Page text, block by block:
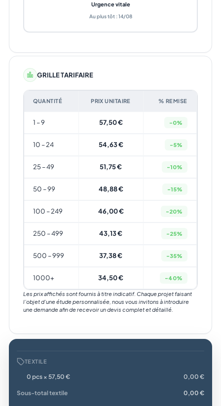
Urgence vitale
Au plus tôt : 14/08
GRILLE TARIFAIRE
QUANTITÉ PRIX UNITAIRE % REMISE
1 – 9 57,50 € -0%
10 – 24 54,63 € -5%
25 – 49 51,75 € -10%
50 – 99 48,88 € -15%
100 – 249 46,00 € -20%
250 – 499 43,13 € -25%
500 – 999 37,38 € -35%
1000+ 34,50 € -40%
Les prix affichés sont fournis à titre indicatif. Chaque projet faisant
l’objet d’une étude personnalisée, nous vous invitons à introduire
une demande afin de recevoir un devis complet et détaillé.
TEXTILE
0 pcs × 57,50 € 0,00 €
Sous-total textile 0,00 €